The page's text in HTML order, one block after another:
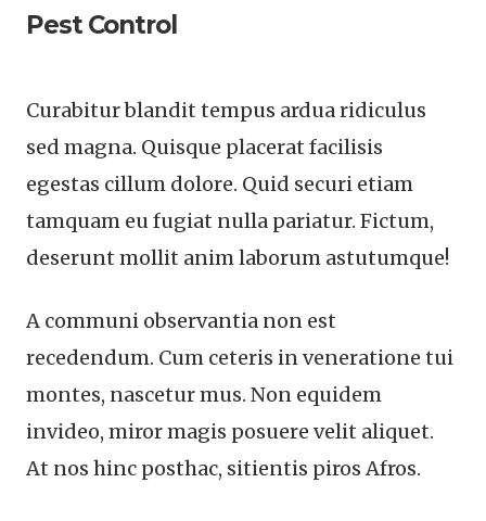
Pest Control
Curabitur blandit tempus ardua ridiculus
sed magna. Quisque placerat facilisis
egestas cillum dolore. Quid securi etiam
tamquam eu fugiat nulla pariatur. Fictum,
deserunt mollit anim laborum astutumque!
A communi observantia non est
recedendum. Cum ceteris in veneratione tui
montes, nascetur mus. Non equidem
invideo, miror magis posuere velit aliquet.
At nos hinc posthac, sitientis piros Afros.